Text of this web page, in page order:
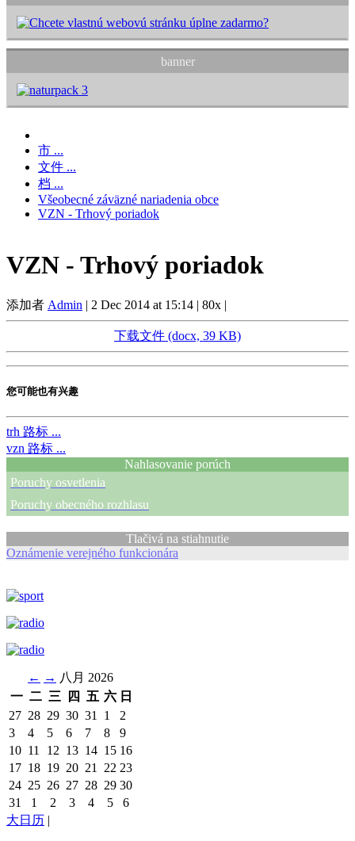
banner
市 ...
文件 ...
档 ...
Všeobecné záväzné nariadenia obce
VZN - Trhový poriadok
VZN - Trhový poriadok
添加者 Admin | 2 Dec 2014 at 15:14 | 80x |
下载文件 (docx, 39 KB)
您可能也有兴趣
trh 路标 ...
vzn 路标 ...
Nahlasovanie porúch
Poruchy osvetlenia
Poruchy obecného rozhlasu
Tlačivá na stiahnutie
Oznámenie verejného funkcionára
← → 八月 2026
一 二 三 四 五 六 日
27 28 29 30 31 1
2
3
4 5 6 7 8
9
10 11 12 13 14 15 16
17 18 19 20 21 22 23
24 25 26 27 28 29 30
31
1 2 3 4 5
6
大日历 |